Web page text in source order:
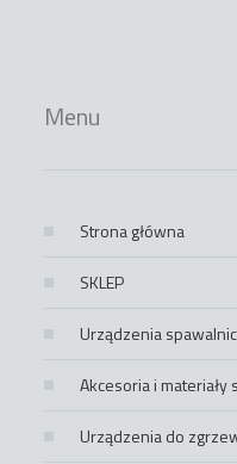
Menu
Strona główna
SKLEP
Urządzenia
Akcesoria i materiały
Urządzenia do